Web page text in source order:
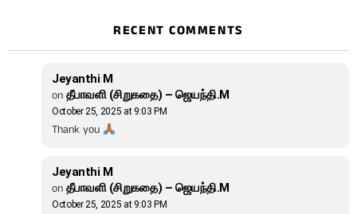
RECENT COMMENTS
Jeyanthi M
on தீபாவளி (சிறுகதை) – ஜெயந்தி.M
October 25, 2025 at 9:03 PM
Thank you
Jeyanthi M
on தீபாவளி (சிறுகதை) – ஜெயந்தி.M
October 25, 2025 at 9:03 PM